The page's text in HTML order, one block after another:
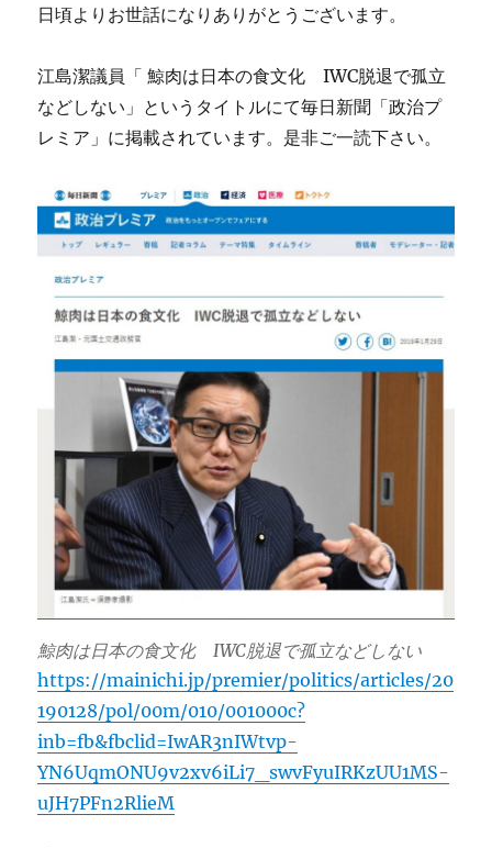
日頃よりお世話になりありがとうございます。
江島潔議員「 鯨肉は日本の食文化 IWC脱退で孤立
などしない」というタイトルにて毎日新聞「政治プ
レミア」に掲載されています。是非ご一読下さい。
鯨肉は日本の食文化 IWC脱退で孤立などしない
https://mainichi.jp/premier/politics/articles/20
190128/pol/00m/010/001000c?
inb=fb&fbclid=IwAR3nIWtvp-
YN6UqmONU9v2xv6iLi7_swvFyuIRKzUU1MS-
uJH7PFn2RlieM